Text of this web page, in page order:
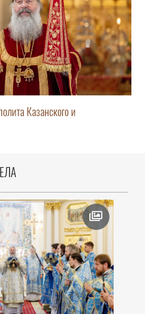
Казанского и